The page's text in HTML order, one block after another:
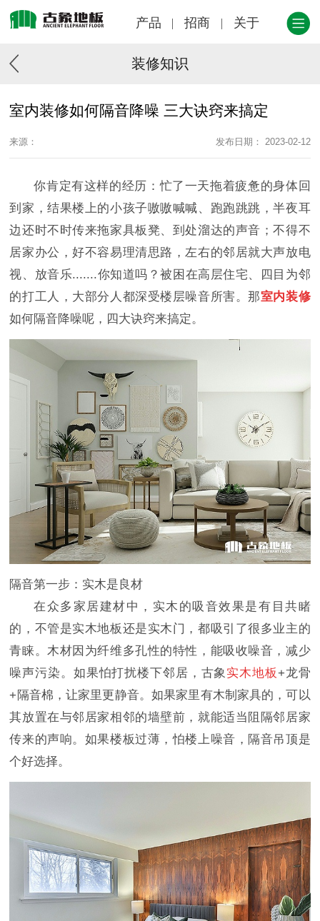
产品 招商 关于
装修知识
室内装修如何隔音降噪 三大诀窍来搞定
来源： 发布日期： 2023-02-12
你肯定有这样的经历：忙了一天拖着疲惫的身体回
到家，结果楼上的小孩子嗷嗷喊喊、跑跑跳跳，半夜耳
边还时不时传来拖家具板凳、到处溜达的声音；不得不
居家办公，好不容易理清思路，左右的邻居就大声放电
视、放音乐.......你知道吗？被困在高层住宅、四目为邻
的打工人，大部分人都深受楼层噪音所害。那室内装修
如何隔音降噪呢，四大诀窍来搞定。
隔音第一步：实木是良材
在众多家居建材中，实木的吸音效果是有目共睹
的，不管是实木地板还是实木门，都吸引了很多业主的
青睐。木材因为纤维多孔性的特性，能吸收噪音，减少
噪声污染。如果怕打扰楼下邻居，古象 实木地板+龙骨
+隔音棉，让家里更静音。如果家里有木制家具的，可以
其放置在与邻居家相邻的墙壁前，就能适当阻隔邻居家
传来的声响。如果楼板过薄，怕楼上噪音，隔音吊顶是
个好选择。